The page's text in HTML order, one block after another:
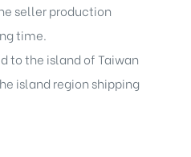
seller production
time.
to the island of Taiwan
island region shipping